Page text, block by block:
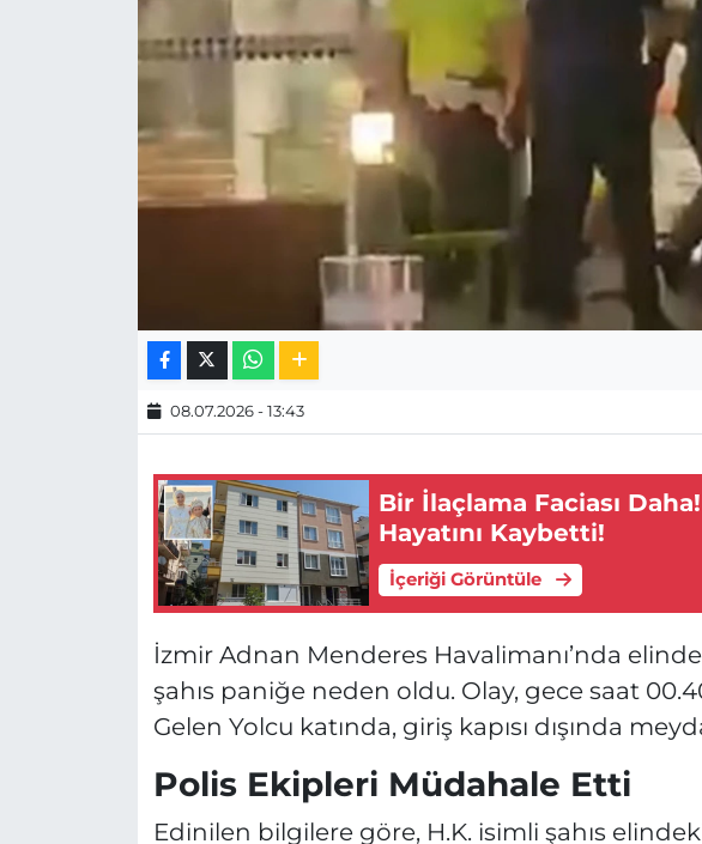
08.07.2026 - 13:43
Bir İlaçlama Faciası
Hayatını Kaybetti!
İçeriği Görüntüle
İzmir Adnan Menderes Havalimanı’nda
şahıs paniğe neden oldu. Olay, gece saat
Gelen Yolcu katında, giriş kapısı dışında
Polis Ekipleri Müdahale Etti
Edinilen bilgilere göre, H.K. isimli şahıs
MAGAZİN